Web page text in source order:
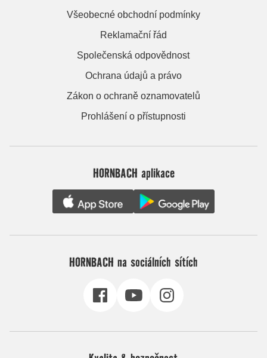
Všeobecné obchodní podmínky
Reklamační řád
Společenská odpovědnost
Ochrana údajů a právo
Zákon o ochraně oznamovatelů
Prohlášení o přístupnosti
HORNBACH aplikace
HORNBACH na sociálních sítích